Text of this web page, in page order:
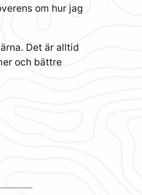
om hur jag
Det är alltid
och bättre